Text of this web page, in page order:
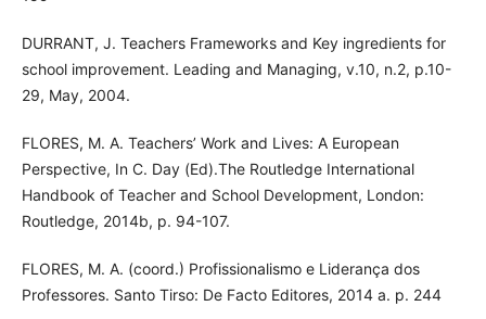
DURRANT, J. Teachers Frameworks and Key ingredients for
school improvement. Leading and Managing, v.10, n.2, p.10-
29, May, 2004.
FLORES, M. A. Teachers’ Work and Lives: A European
Perspective, In C. Day (Ed).The Routledge International
Handbook of Teacher and School Development, London:
Routledge, 2014b, p. 94-107.
FLORES, M. A. (coord.) Profissionalismo e Liderança dos
Professores. Santo Tirso: De Facto Editores, 2014 a. p. 244